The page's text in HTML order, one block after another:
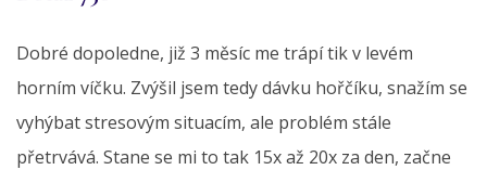
Dobré dopoledne, již 3 měsíc me trápí tik v levém
horním víčku. Zvýšil jsem tedy dávku hořčíku, snažím se
vyhýbat stresovým situacím, ale problém stále
přetrvává. Stane se mi to tak 15x až 20x za den, začne